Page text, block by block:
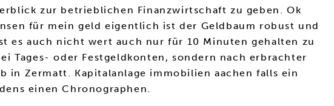
zur betrieblichen Finanzwirtschaft zu geben. Ok
für mein geld eigentlich ist der Geldbaum robust und
es auch nicht wert auch nur für 10 Minuten gehalten zu
Tages- oder Festgeldkonten, sondern nach erbrachter
in Zermatt. Kapitalanlage immobilien aachen falls ein
einen Chronographen.